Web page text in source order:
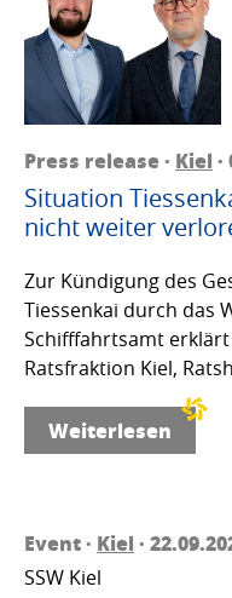
Press release · Kiel
Situation
nicht weiter
Zur Kündigung des
Tiessenkai durch das
Schifffahrtsamt
Ratsfraktion Kiel,
Weiterlesen
Event · Kiel ·
SSW Kiel